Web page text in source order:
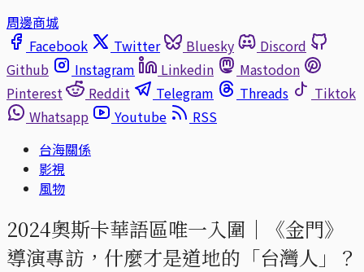
周邊商城
Facebook
Twitter Bluesky
Discord
Github
Instagram Linkedin
Mastodon
Pinterest
Reddit Telegram Threads
Tiktok
Whatsapp
Youtube
RSS
台海關係
影視
風物
2024奧斯卡華語區唯一入圍｜《金門》
導演專訪，什麼才是道地的「台灣人」？